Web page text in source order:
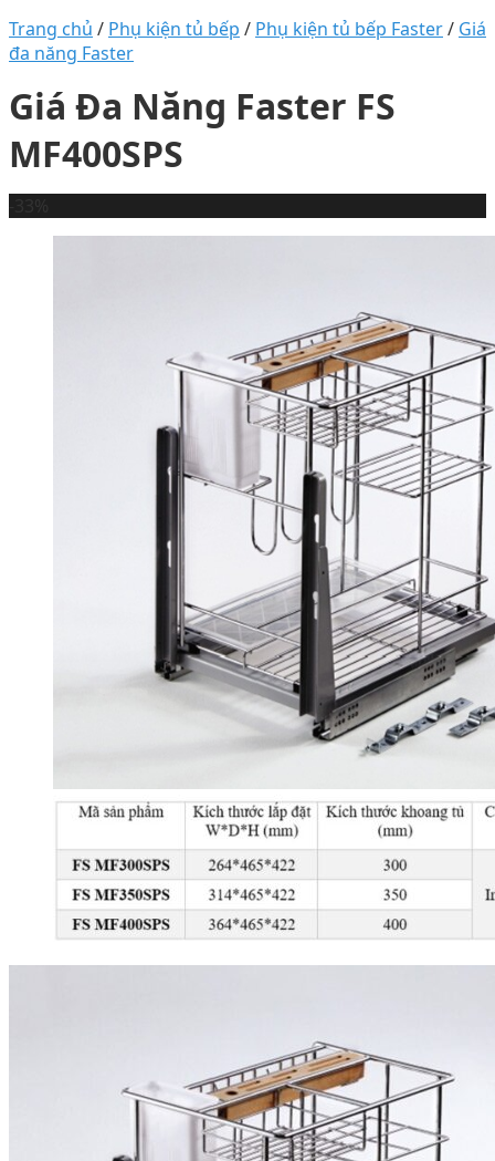
Trang chủ / Phụ kiện tủ bếp / Phụ kiện tủ bếp Faster/ Giá
đa năng Faster
Giá Đa Năng Faster FS
MF400SPS